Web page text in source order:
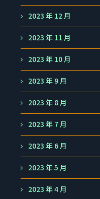
2023 年 12 月
2023 年 11 月
2023 年 10 月
2023 年 9 月
2023 年 8 月
2023 年 7 月
2023 年 6 月
2023 年 5 月
2023 年 4 月